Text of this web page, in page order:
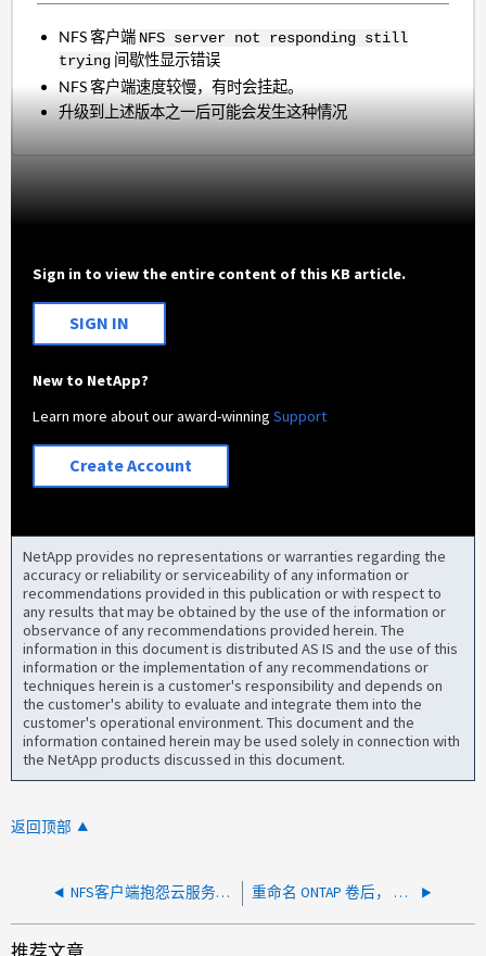
NFS 客户端 NFS server not responding still
trying 间歇性显示错误
NFS 客户端速度较慢，有时会挂起。
升级到上述版本之一后可能会发生这种情况
Sign in to view the entire content of this KB article.
SIGN IN
New to NetApp?
Learn more about our award-winningSupport
Create Account
NetApp provides no representations or warranties regarding the
accuracy or reliability or serviceability of any information or
recommendations provided in this publication or with respect to
any results that may be obtained by the use of the information or
observance of any recommendations provided herein. The
information in this document is distributed AS IS and the use of this
information or the implementation of any recommendations or
techniques herein is a customer's responsibility and depends on
the customer's ability to evaluate and integrate them into the
customer's operational environment. This document and the
information contained herein may be used solely in connection with
the NetApp products discussed in this document.
返回顶部
NFS客户端抱怨云服务器速度比本地服务器慢 重命名 ONTAP 卷后， NFS 客户端不会主动刷新文件句柄